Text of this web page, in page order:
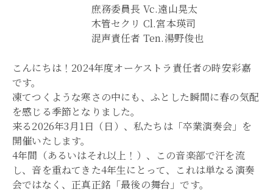
庶務委員長 Vc.遠山晃太
木管セクリ Cl.宮本瑛司
混声責任者 Ten.湯野俊也
こんにちは！2024年度オーケストラ責任者の時安彩嘉
です。
凍てつくような寒さの中にも、ふとした瞬間に春の気配
を感じる季節となりました。
来る2026年3月1日（日）、私たちは「卒業演奏会」を
開催いたします。
4年間（あるいはそれ以上！）、この音楽部で汗を流
し、音を重ねてきた4年生にとって、これは単なる演奏
会ではなく、正真正銘「最後の舞台」です。